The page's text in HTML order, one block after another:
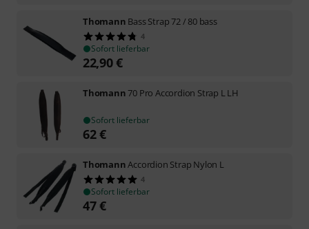
Thomann Bass Strap 72 / 80 bass
4
Sofort lieferbar
22,90€
Thomann70 Pro Accordion Strap L LH
Sofort lieferbar
62€
ThomannAccordion Strap Nylon L
4
Sofort lieferbar
47€